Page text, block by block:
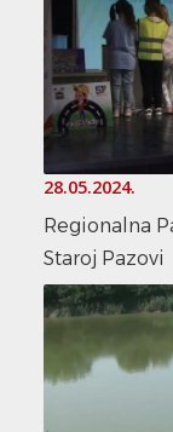
28.05.2024.
Regionalna
Staroj Pazovi